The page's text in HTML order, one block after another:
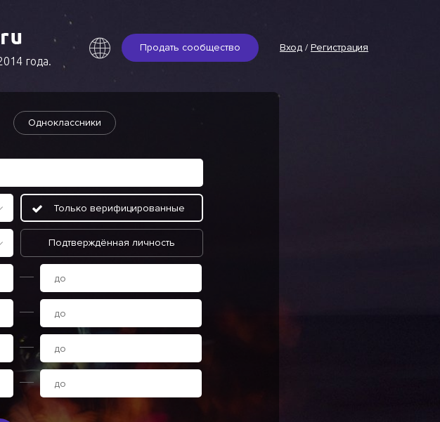
Продать сообщество Вход / Регистрация
года.
Одноклассники
Только верифицированные
Подтверждённая личность